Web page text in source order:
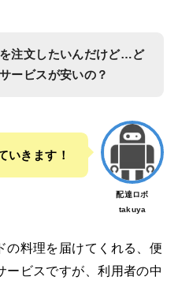
注文したいんだけど…ど
ービスが安いの？
配達ロボ
takuya
いきます！
の料理を届けてくれる、便
ービスですが、利用者の中